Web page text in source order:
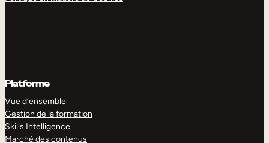
Platforme
Vue d’ensemble
Gestion de la formation
Skills Intelligence
Marché des contenus